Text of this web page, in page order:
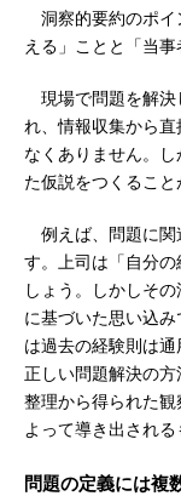
洞察的要約のポイ
える」ことと「当事
現場で問題を解決
れ、情報収集から
なくありません。
た仮説をつくること
例えば、問題に関
す。上司は「自分
しょう。しかしそ
に基づいた思い込
は過去の経験則は
正しい問題解決の
整理から得られた
よって導き出される
問題の定義には複